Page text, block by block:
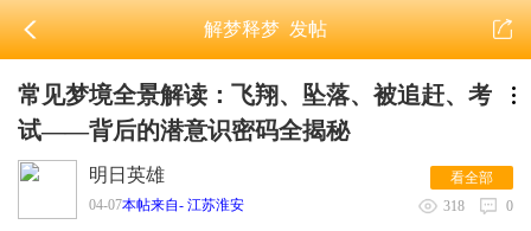
解梦释梦发帖
常见梦境全景解读：飞翔、坠落、被追赶、考
试——背后的潜意识密码全揭秘
明日英雄
04-07本帖来自- 江苏淮安
看全部
318
0